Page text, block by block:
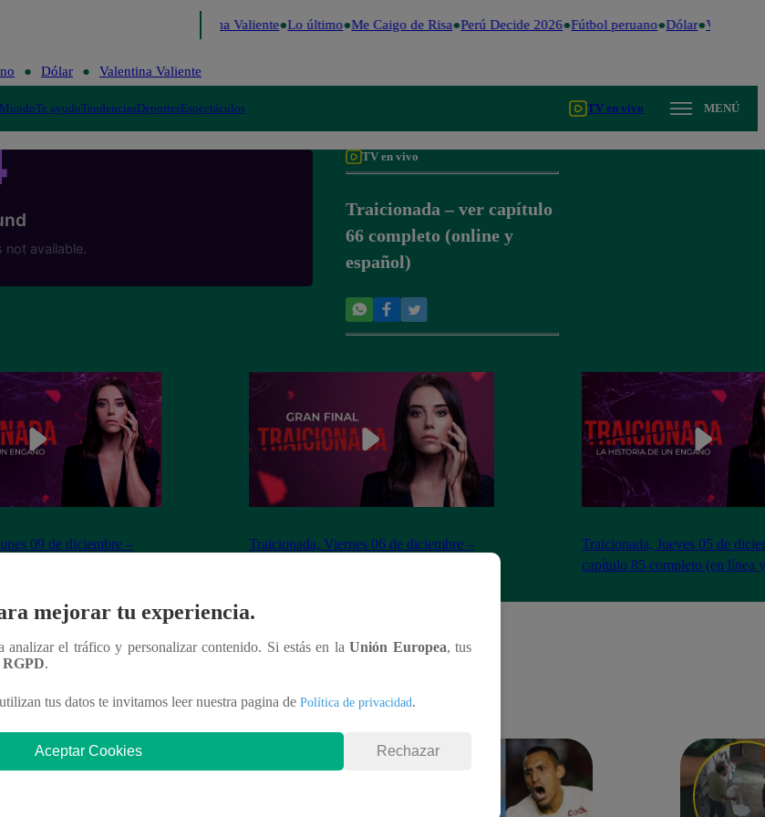
Valentina Valiente Lo último Me Caigo de Risa Perú Decide 2026 Fútbol peruano Dólar Valentina
Dólar Valentina Valiente
MundoTe ayudoTendenciasDeportesEspectáculos TV en vivo MENÚ
TV en vivo
Traicionada – ver capítulo
66 completo (online y
español)
09 de diciembre –
Traicionada, Viernes 06 de diciembre –
Traicionada, Jueves 05 de
capítulo 85 completo (en línea
mejorar tu experiencia.
analizar el tráfico y personalizar contenido. Si estás en laUnión Europea, tus
RGPD.
tus datos te invitamos leer nuestra pagina de Política de privacidad.
Aceptar Cookies Rechazar